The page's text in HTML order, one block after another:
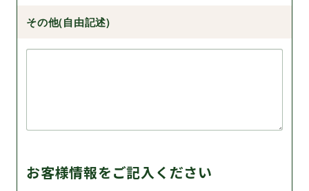
その他(自由記述)
お客様情報をご記入ください